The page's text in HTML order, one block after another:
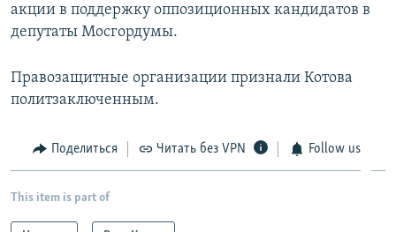
акции в поддержку оппозиционных кандидатов в
депутаты Мосгордумы.
Правозащитные организации признали Котова
политзаключенным.
Поделиться Читать без VPN Follow us
This item is part of